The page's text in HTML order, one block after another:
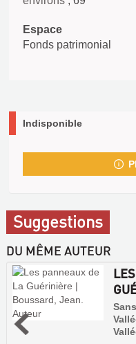
Espace
Fonds patrimonial
Indisponible
Suggestions
DU MÊME AUTEUR